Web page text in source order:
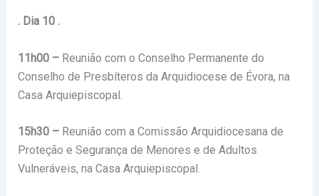
. Dia 10 .
11h00 – Reunião com o Conselho Permanente do
Conselho de Presbíteros da Arquidiocese de Évora, na
Casa Arquiepiscopal.
15h30 – Reunião com a Comissão Arquidiocesana de
Proteção e Segurança de Menores e de Adultos
Vulneráveis, na Casa Arquiepiscopal.